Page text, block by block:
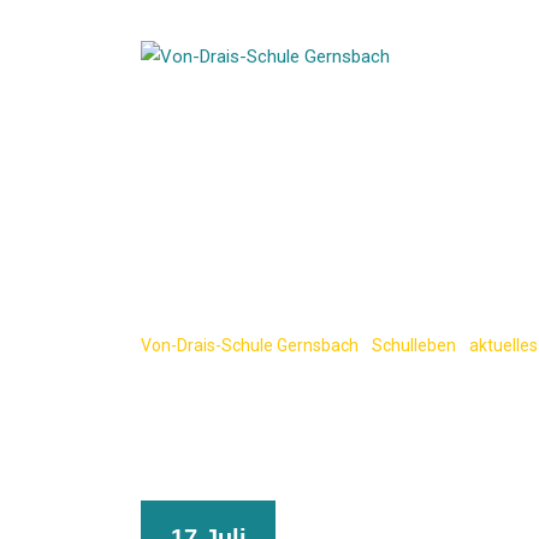
Von-Drais-Schule Gernsbach Schulleben